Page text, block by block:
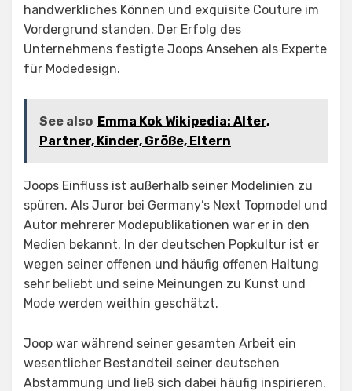
handwerkliches Können und exquisite Couture im
Vordergrund standen. Der Erfolg des
Unternehmens festigte Joops Ansehen als Experte
für Modedesign.
See also Emma Kok Wikipedia: Alter,
Partner, Kinder, Größe, Eltern
Joops Einfluss ist außerhalb seiner Modelinien zu
spüren. Als Juror bei Germany’s Next Topmodel und
Autor mehrerer Modepublikationen war er in den
Medien bekannt. In der deutschen Popkultur ist er
wegen seiner offenen und häufig offenen Haltung
sehr beliebt und seine Meinungen zu Kunst und
Mode werden weithin geschätzt.
Joop war während seiner gesamten Arbeit ein
wesentlicher Bestandteil seiner deutschen
Abstammung und ließ sich dabei häufig inspirieren.